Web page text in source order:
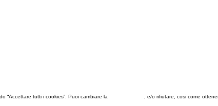
“Accettare tutti i cookies”. Puoi cambiare la
, e/o rifiutare, cosi come